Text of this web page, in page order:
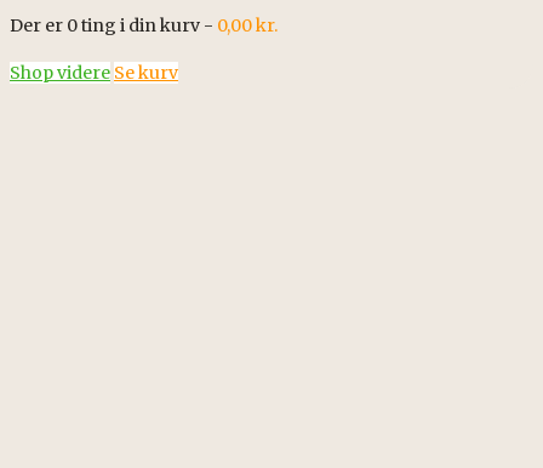
Der er 0ting i din kurv - 0,00kr.
Shop videre Se kurv